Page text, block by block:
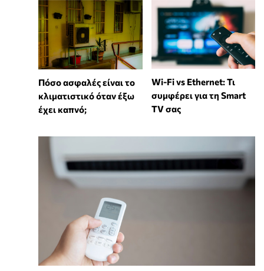
Πόσο ασφαλές είναι το
κλιματιστικό όταν έξω
έχει καπνό;
Wi-Fi vs Ethernet: Τι
συμφέρει για τη Smart
TV σας